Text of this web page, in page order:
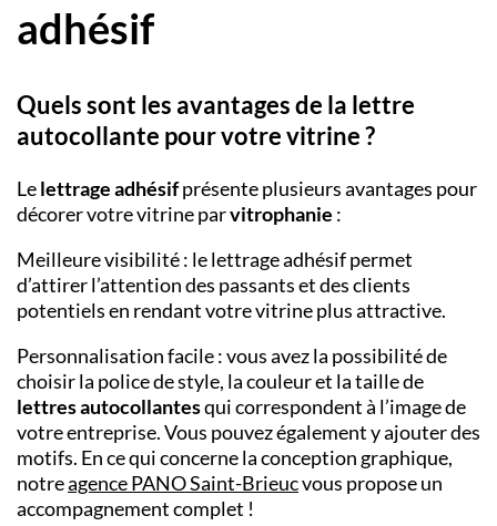
adhésif
Quels sont les avantages de la lettre
autocollante pour votre vitrine ?
Lelettrage adhésifprésente plusieurs avantages pour
décorer votre vitrine parvitrophanie :
Meilleure visibilité : le lettrage adhésif permet
d’attirer l’attention des passants et des clients
potentiels en rendant votre vitrine plus attractive.
Personnalisation facile : vous avez la possibilité de
choisir la police de style, la couleur et la taille de
lettres autocollantesqui correspondent à l’image de
votre entreprise. Vous pouvez également y ajouter des
motifs. En ce qui concerne la conception graphique,
notreagence PANOSaint-Brieucvous propose un
accompagnement complet !